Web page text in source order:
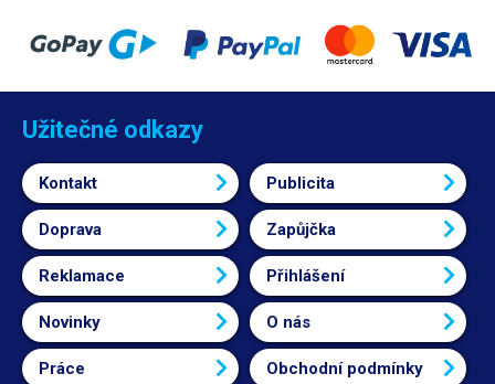
Užitečné odkazy
Kontakt Publicita
Doprava Zapůjčka
Reklamace Přihlášení
Novinky O nás
Práce Obchodní podmínky